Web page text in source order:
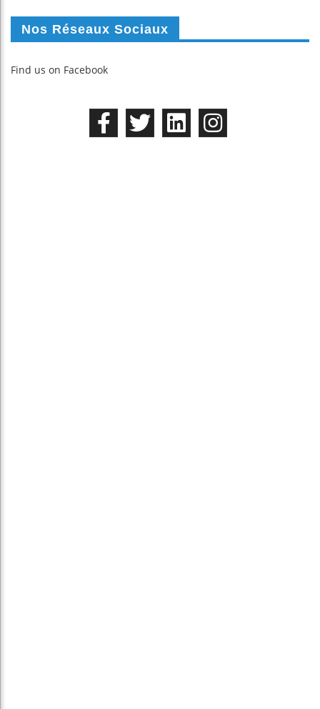
Nos Réseaux Sociaux
Find us on Facebook